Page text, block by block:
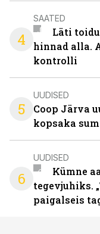
4
SAATED
Läti
hinnad alla.
kontrolli
5
UUDISED
Coop Järva
kopsaka
6
UUDISED
Kümne
tegevjuhiks.
paigalseis